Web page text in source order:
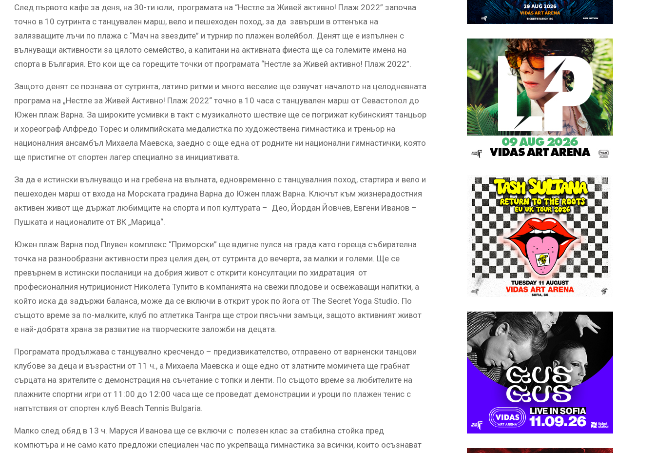
След първото кафе за деня, на 30-ти юли, програмата на “Нестле за Живей активно! Плаж 2022” започва
точно в 10 сутринта с танцувален марш, вело и пешеходен поход, за да завърши в оттенъка на
залязващите лъчи по плажа с “Мач на звездите” и турнир по плажен волейбол. Денят ще е изпълнен с
вълнуващи активности за цялото семейство, а капитани на активната фиеста ще са големите имена на
спорта в България. Ето кои ще са горещите точки от програмата “Нестле за Живей активно! Плаж 2022”.
Защото денят се познава от сутринта, латино ритми и много веселие ще озвучат началото на целодневната
програма на „Нестле за Живей Активно! Плаж 2022“ точно в 10 часа с танцувален марш от Севастопол до
Южен плаж Варна. За широките усмивки в такт с музикалното шествие ще се погрижат кубинският танцьор
и хореограф Алфредо Торес и олимпийската медалистка по художествена гимнастика и треньор на
националния ансамбъл Михаела Маевска, заедно с още една от родните ни национални гимнастички, която
ще пристигне от спортен лагер специално за инициативата.
За да е истински вълнуващо и на гребена на вълната, едновременно с танцувалния поход, стартира и вело и
пешеходен марш от входа на Морската градина Варна до Южен плаж Варна. Ключът към жизнерадостния
активен живот ще държат любимците на спорта и поп културата – Део, Йордан Йовчев, Евгени Иванов –
Пушката и националите от ВК „Марица“.
Южен плаж Варна под Плувен комплекс “Приморски” ще вдигне пулса на града като гореща събирателна
точка на разнообразни активности през целия ден, от сутринта до вечерта, за малки и големи. Ще се
превърнем в истински посланици на добрия живот с открити консултации по хидратация от
професионалния нутриционист Николета Тупито в компанията на свежи плодове и освежаващи напитки, а
който иска да задържи баланса, може да се включи в открит урок по йога от The Secret Yoga Studio. По
същото време за по-малките, клуб по атлетика Тангра ще строи пясъчни замъци, защото активният живот
е най-добрата храна за развитие на творческите заложби на децата.
Програмата продължава с танцувално кресчендо – предизвикателство, отправено от варненски танцови
клубове за деца и възрастни от 11 ч., а Михаела Маевска и още едно от златните момичета ще грабнат
сърцата на зрителите с демонстрация на съчетание с топки и ленти. По същото време за любителите на
плажните спортни игри от 11:00 до 12:00 часа ще се проведат демонстрации и уроци по плажен тенис с
напътствия от спортен клуб Beach Tennis Bulgaria.
Малко след обяд в 13 ч. Маруся Иванова ще се включи с полезен клас за стабилна стойка пред
компютъра и не само като предложи специален час по укрепваща гимнастика за всички, които осъзнават